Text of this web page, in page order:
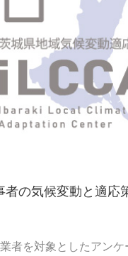
の気候変動と適応
者を対象としたアン